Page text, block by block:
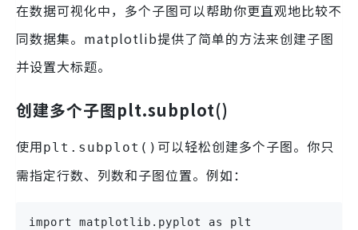
在数据可视化中，多个子图可以帮助你更直观地比较不
同数据集。matplotlib提供了简单的方法来创建子图
并设置大标题。
创建多个子图plt.subplot()
使用plt.subplot() 可以轻松创建多个子图。你只
需指定行数、列数和子图位置。例如：
import matplotlib.pyplot as plt